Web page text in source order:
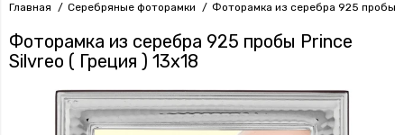
Главная Серебряные фоторамки Фоторамка из серебра 925 пробы
Фоторамка из серебра 925 пробы Prince
Silvreo ( Греция ) 13x18